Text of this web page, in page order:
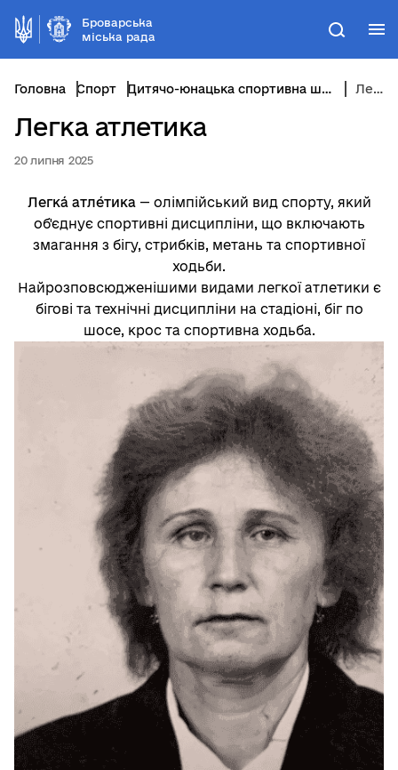
Броварська
міська рада
Пошук
Головна Спорт Дитячо-юнацька спортивна школа відділу фізичної культури та спорту Легка атлетика
Легка атлетика
20 липня 2025
Легка́ атле́тика— олімпійський вид спорту, який
об'єднує спортивні дисципліни, що включають
змагання з бігу, стрибків, метань та спортивної
ходьби.
Найрозповсюдженішими видами легкої атлетики є
бігові та технічні дисципліни на стадіоні, біг по
шосе, крос та спортивна ходьба.